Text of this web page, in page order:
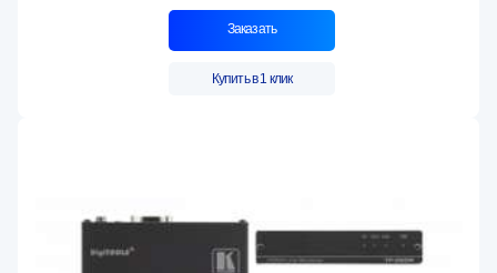
Заказать
Купить в 1 клик